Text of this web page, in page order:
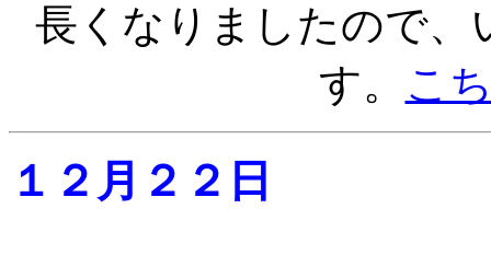
長くなりましたので、
す。
こ
１２月２２日